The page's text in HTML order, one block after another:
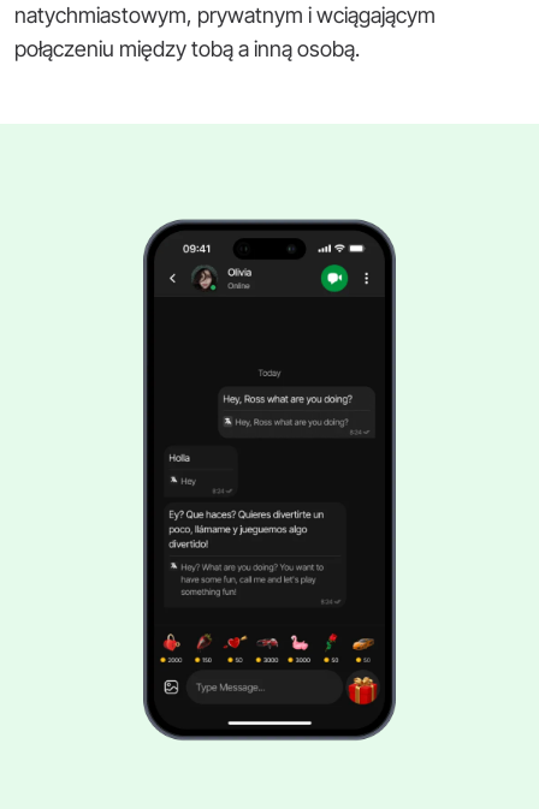
natychmiastowym, prywatnym i wciągającym
połączeniu między tobą a inną osobą.